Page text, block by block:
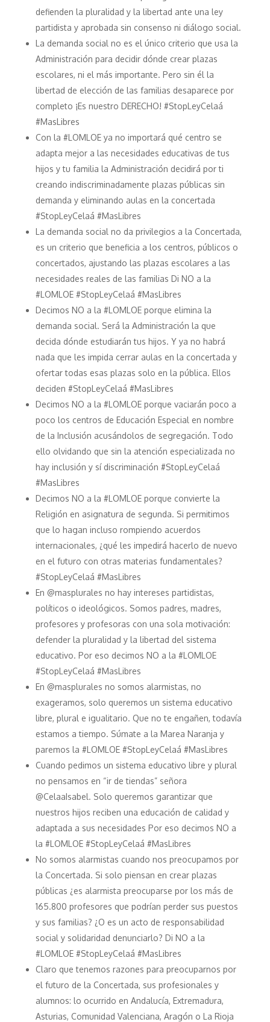
defienden la pluralidad y la libertad ante una ley
partidista y aprobada sin consenso ni diálogo social.
La demanda social no es el único criterio que usa la
Administración para decidir dónde crear plazas
escolares, ni el más importante. Pero sin él la
libertad de elección de las familias desaparece por
completo ¡Es nuestro DERECHO! #StopLeyCelaá
#MasLibres
Con la #LOMLOE ya no importará qué centro se
adapta mejor a las necesidades educativas de tus
hijos y tu familia la Administración decidirá por ti
creando indiscriminadamente plazas públicas sin
demanda y eliminando aulas en la concertada
#StopLeyCelaá #MasLibres
La demanda social no da privilegios a la Concertada,
es un criterio que beneficia a los centros, públicos o
concertados, ajustando las plazas escolares a las
necesidades reales de las familias Di NO a la
#LOMLOE #StopLeyCelaá #MasLibres
Decimos NO a la #LOMLOE porque elimina la
demanda social. Será la Administración la que
decida dónde estudiarán tus hijos. Y ya no habrá
nada que les impida cerrar aulas en la concertada y
ofertar todas esas plazas solo en la pública. Ellos
deciden #StopLeyCelaá #MasLibres
Decimos NO a la #LOMLOE porque vaciarán poco a
poco los centros de Educación Especial en nombre
de la Inclusión acusándolos de segregación. Todo
ello olvidando que sin la atención especializada no
hay inclusión y sí discriminación #StopLeyCelaá
#MasLibres
Decimos NO a la #LOMLOE porque convierte la
Religión en asignatura de segunda. Si permitimos
que lo hagan incluso rompiendo acuerdos
internacionales, ¿qué les impedirá hacerlo de nuevo
en el futuro con otras materias fundamentales?
#StopLeyCelaá #MasLibres
En @masplurales no hay intereses partidistas,
políticos o ideológicos. Somos padres, madres,
profesores y profesoras con una sola motivación:
defender la pluralidad y la libertad del sistema
educativo. Por eso decimos NO a la #LOMLOE
#StopLeyCelaá #MasLibres
En @masplurales no somos alarmistas, no
exageramos, solo queremos un sistema educativo
libre, plural e igualitario. Que no te engañen, todavía
estamos a tiempo. Súmate a la Marea Naranja y
paremos la #LOMLOE #StopLeyCelaá #MasLibres
Cuando pedimos un sistema educativo libre y plural
no pensamos en “ir de tiendas” señora
@CelaaIsabel. Solo queremos garantizar que
nuestros hijos reciben una educación de calidad y
adaptada a sus necesidades Por eso decimos NO a
la #LOMLOE #StopLeyCelaá #MasLibres
No somos alarmistas cuando nos preocupamos por
la Concertada. Si solo piensan en crear plazas
públicas ¿es alarmista preocuparse por los más de
165.800 profesores que podrían perder sus puestos
y sus familias? ¿O es un acto de responsabilidad
social y solidaridad denunciarlo? Di NO a la
#LOMLOE #StopLeyCelaá #MasLibres
Claro que tenemos razones para preocuparnos por
el futuro de la Concertada, sus profesionales y
alumnos: lo ocurrido en Andalucía, Extremadura,
Asturias, Comunidad Valenciana, Aragón o La Rioja